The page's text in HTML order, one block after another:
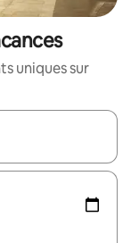
uniques sur
flèches vers le